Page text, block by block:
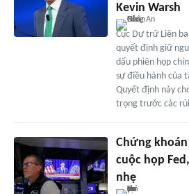
Kevin Warsh
Cục Dự trữ Liên
quyết định giữ
dấu phiên họp
sự điều hành của
Quyết định này
trọng trước các
Chứng
cuộc họp
nhẹ